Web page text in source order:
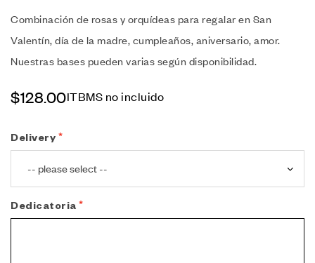
Combinación de rosas y orquídeas para regalar en San
Valentín, día de la madre, cumpleaños, aniversario, amor.
Nuestras bases pueden varias según disponibilidad.
$128.00ITBMS no incluido
Delivery
Dedicatoria